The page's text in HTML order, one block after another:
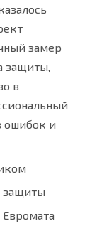
замер
защиты,
в
ошибок и
защиты